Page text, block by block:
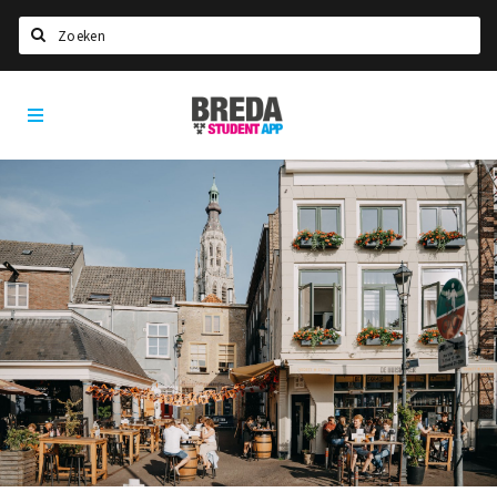
HOME
Voel je thuis in Breda | GoodMood
Welkom in Breda
Studentenverenigingen
Studentenraad
Studentenroutes
New in town? Check FAQ!
WONEN
Breda
Student